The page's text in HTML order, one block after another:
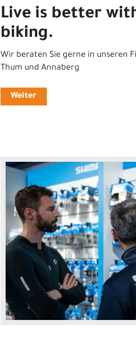
Live is better
biking.
Wir beraten Sie gerne in unseren
Thum und Annaberg
Weiter